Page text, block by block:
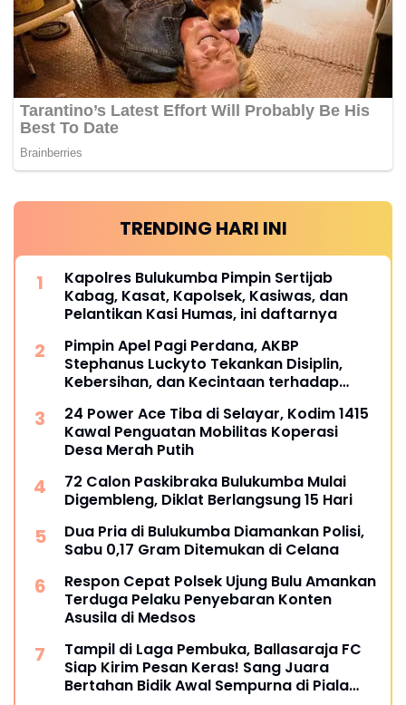
TRENDING HARI INI
Kapolres Bulukumba Pimpin Sertijab
Kabag, Kasat, Kapolsek, Kasiwas, dan
Pelantikan Kasi Humas, ini daftarnya
Pimpin Apel Pagi Perdana, AKBP
Stephanus Luckyto Tekankan Disiplin,
Kebersihan, dan Kecintaan terhadap
24 Power Ace Tiba di Selayar, Kodim 1415
Kawal Penguatan Mobilitas Koperasi
Desa Merah Putih
72 Calon Paskibraka Bulukumba Mulai
Digembleng, Diklat Berlangsung 15 Hari
Dua Pria di Bulukumba Diamankan Polisi,
Sabu 0,17 Gram Ditemukan di Celana
Respon Cepat Polsek Ujung Bulu Amankan
Terduga Pelaku Penyebaran Konten
Asusila di Medsos
Tampil di Laga Pembuka, Ballasaraja FC
Siap Kirim Pesan Keras! Sang Juara
Bertahan Bidik Awal Sempurna di Piala